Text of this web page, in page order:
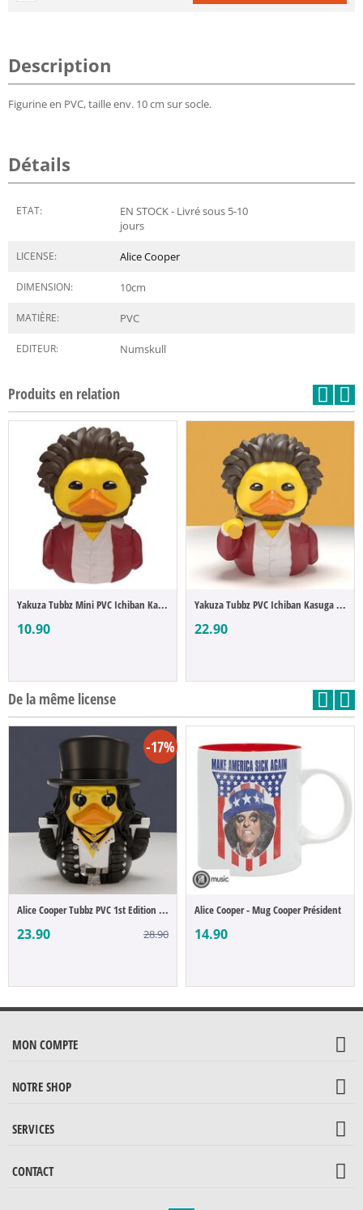
Description
Figurine en PVC, taille env. 10 cm sur socle.
Détails
ETAT:
EN STOCK - Livré sous 5-10
jours
LICENSE: Alice Cooper
DIMENSION: 10cm
MATIÈRE: PVC
EDITEUR: Numskull
Produits en relation
Yakuza Tubbz Mini PVC Ichiban Kasuga 5 cm
10.90
Yakuza Tubbz PVC Ichiban Kasuga Boxed Edi...
22.90
De la même license
-17%
Alice Cooper Tubbz PVC 1st Edition 10 cm
23.90 28.90
Alice Cooper - Mug Cooper Président
14.90
MON COMPTE
NOTRE SHOP
SERVICES
CONTACT